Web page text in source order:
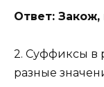
Ответ: Закож,
2. Суффиксы в
разные